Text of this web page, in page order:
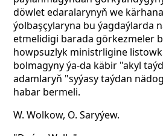
döwlet edaralarynyň we
ýolbaşçylaryna bu ýagdaýlarda
etmelidigi barada görkezmeler
howpsuzlyk ministrligine
bolmagyny ýa-da käbir "akyl
adamlaryň "syýasy taýdan
habar bermeli.
W. Wolkow, O. Saryýew.